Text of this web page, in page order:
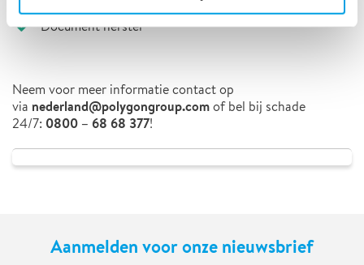
Document herstel
Neem voor meer informatie contact op
via nederland@polygongroup.comof bel bij schade
24/7: 0800 – 68 68 377!
Aanmelden voor onze nieuwsbrief